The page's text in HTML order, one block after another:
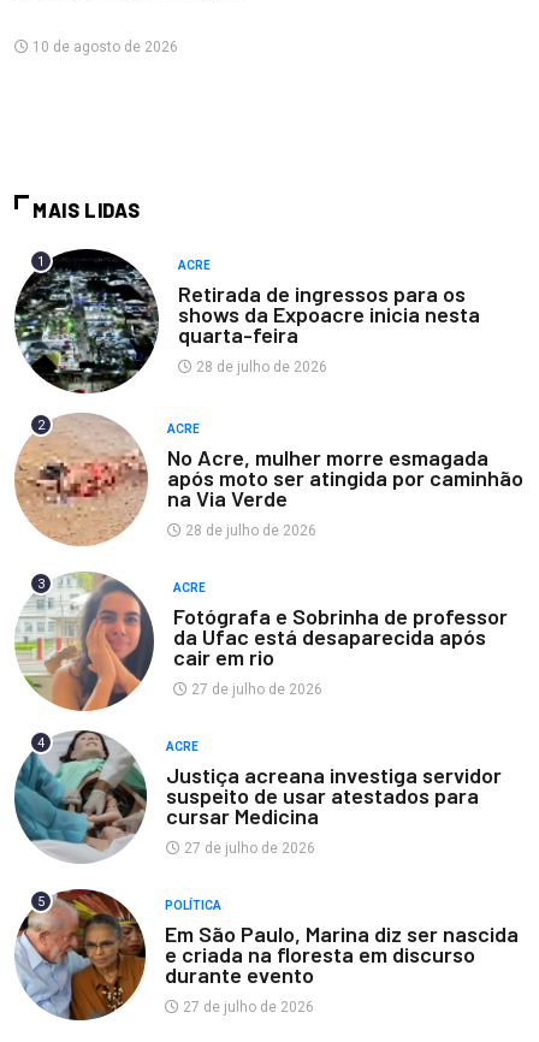
10 de agosto de 2026
MAIS LIDAS
1 ACRE
Retirada de ingressos para os
shows da Expoacre inicia nesta
quarta-feira
28 de julho de 2026
2 ACRE
No Acre, mulher morre esmagada
após moto ser atingida por caminhão
na Via Verde
28 de julho de 2026
3 ACRE
Fotógrafa e Sobrinha de professor
da Ufac está desaparecida após
cair em rio
27 de julho de 2026
4 ACRE
Justiça acreana investiga servidor
suspeito de usar atestados para
cursar Medicina
27 de julho de 2026
5 POLÍTICA
Em São Paulo, Marina diz ser nascida
e criada na floresta em discurso
durante evento
27 de julho de 2026